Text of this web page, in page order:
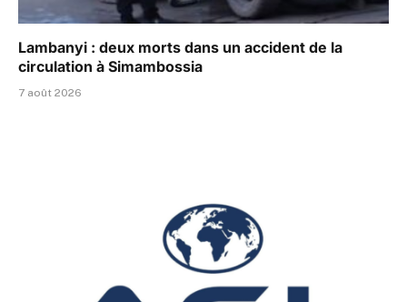
Lambanyi : deux morts dans un accident de la
circulation à Simambossia
7 août 2026